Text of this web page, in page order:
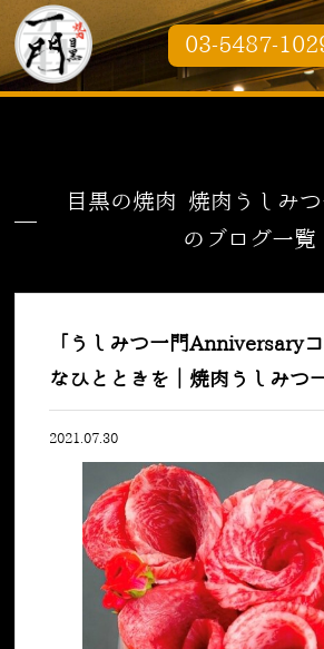
03-5487-
目黒の焼肉 焼肉うしみ
のブログ一覧
「うしみつ一門Anniversary
なひとときを｜焼肉うしみ
2021.07.30